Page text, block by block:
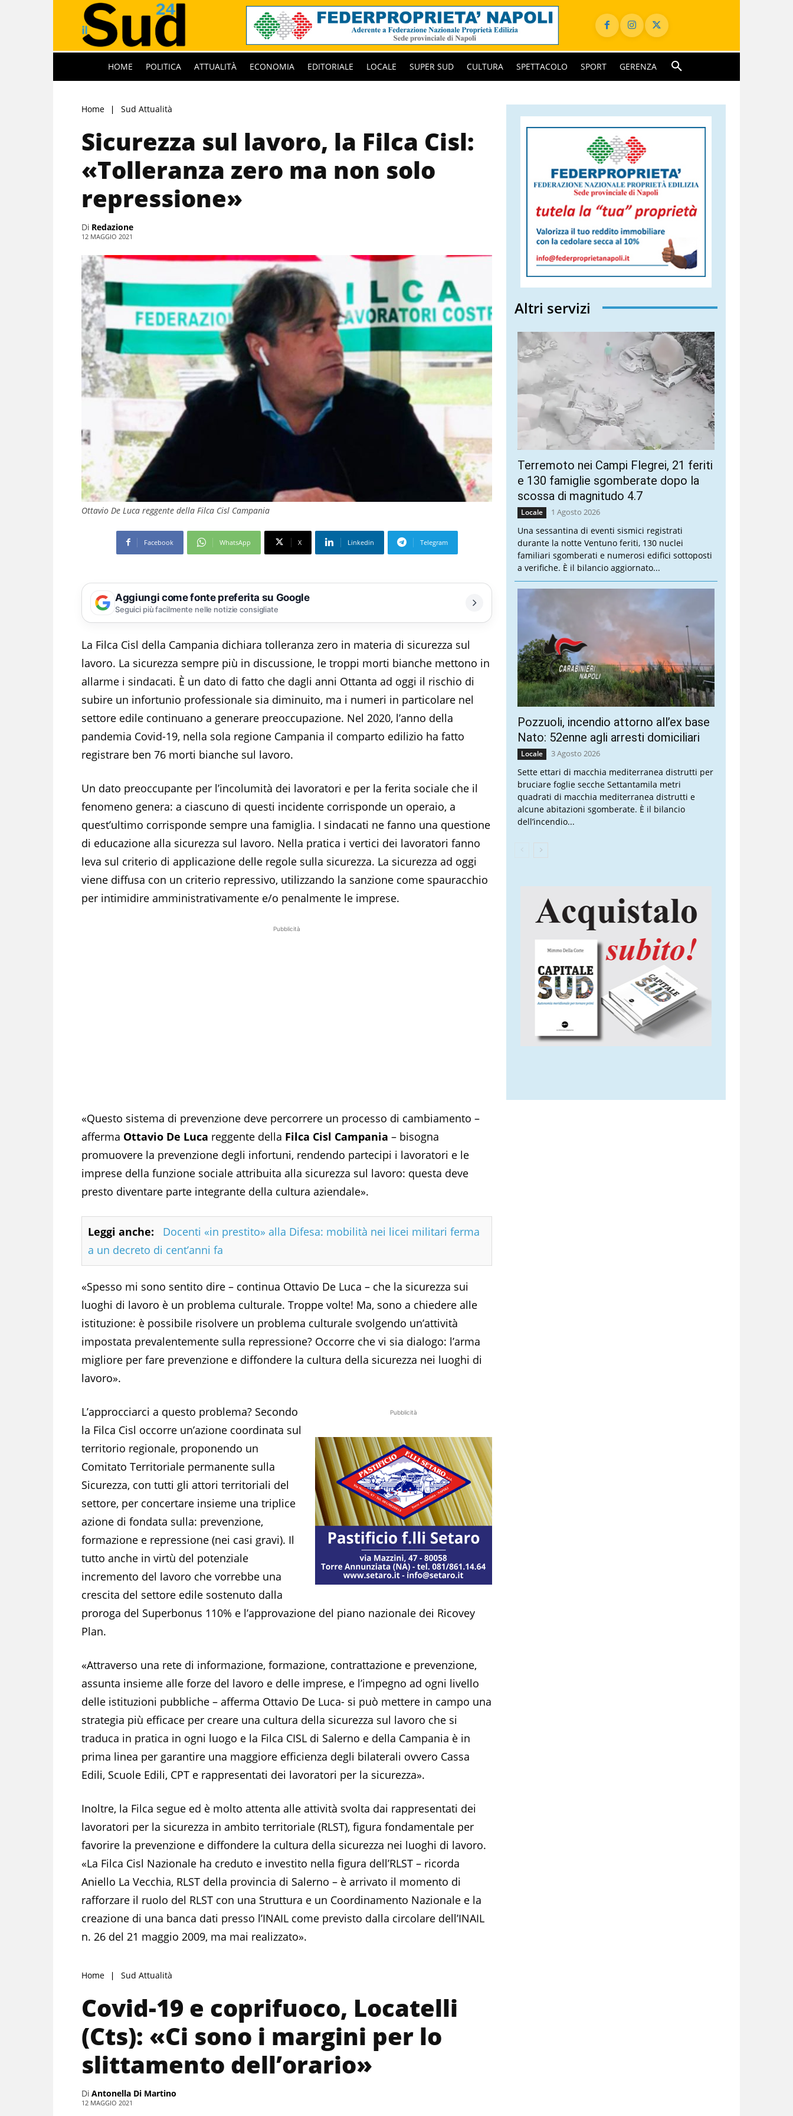
HOME POLITICA ATTUALITÀ ECONOMIA EDITORIALE LOCALE SUPER SUD CULTURA SPETTACOLO SPORT GERENZA
Home Sud Attualità
Sicurezza sul lavoro, la Filca Cisl:
«Tolleranza zero ma non solo
repressione»
Di Redazione
12 MAGGIO 2021
Ottavio De Luca reggente della Filca Cisl Campania
Facebook WhatsApp X Linkedin Telegram
Aggiungi come fonte preferita su Google
Seguici più facilmente nelle notizie consigliate
La Filca Cisl della Campania dichiara tolleranza zero in materia di sicurezza sul
lavoro. La sicurezza sempre più in discussione, le troppi morti bianche mettono in
allarme i sindacati. È un dato di fatto che dagli anni Ottanta ad oggi il rischio di
subire un infortunio professionale sia diminuito, ma i numeri in particolare nel
settore edile continuano a generare preoccupazione. Nel 2020, l’anno della
pandemia Covid-19, nella sola regione Campania il comparto edilizio ha fatto
registrare ben 76 morti bianche sul lavoro.
Un dato preoccupante per l’incolumità dei lavoratori e per la ferita sociale che il
fenomeno genera: a ciascuno di questi incidente corrisponde un operaio, a
quest’ultimo corrisponde sempre una famiglia. I sindacati ne fanno una questione
di educazione alla sicurezza sul lavoro. Nella pratica i vertici dei lavoratori fanno
leva sul criterio di applicazione delle regole sulla sicurezza. La sicurezza ad oggi
viene diffusa con un criterio repressivo, utilizzando la sanzione come spauracchio
per intimidire amministrativamente e/o penalmente le imprese.
Pubblicità
«Questo sistema di prevenzione deve percorrere un processo di cambiamento –
afferma Ottavio De Luca reggente della Filca Cisl Campania – bisogna
promuovere la prevenzione degli infortuni, rendendo partecipi i lavoratori e le
imprese della funzione sociale attribuita alla sicurezza sul lavoro: questa deve
presto diventare parte integrante della cultura aziendale».
Leggi anche:
Docenti «in prestito» alla Difesa: mobilità nei licei militari ferma
a un decreto di cent’anni fa
«Spesso mi sono sentito dire – continua Ottavio De Luca – che la sicurezza sui
luoghi di lavoro è un problema culturale. Troppe volte! Ma, sono a chiedere alle
istituzione: è possibile risolvere un problema culturale svolgendo un’attività
impostata prevalentemente sulla repressione? Occorre che vi sia dialogo: l’arma
migliore per fare prevenzione e diffondere la cultura della sicurezza nei luoghi di
lavoro».
Pubblicità
L’approcciarci a questo problema? Secondo
la Filca Cisl occorre un’azione coordinata sul
territorio regionale, proponendo un
Comitato Territoriale permanente sulla
Sicurezza, con tutti gli attori territoriali del
settore, per concertare insieme una triplice
azione di fondata sulla: prevenzione,
formazione e repressione (nei casi gravi). Il
tutto anche in virtù del potenziale
incremento del lavoro che vorrebbe una
crescita del settore edile sostenuto dalla
proroga del Superbonus 110% e l’approvazione del piano nazionale dei Ricovey
Plan.
«Attraverso una rete di informazione, formazione, contrattazione e prevenzione,
assunta insieme alle forze del lavoro e delle imprese, e l’impegno ad ogni livello
delle istituzioni pubbliche – afferma Ottavio De Luca- si può mettere in campo una
strategia più efficace per creare una cultura della sicurezza sul lavoro che si
traduca in pratica in ogni luogo e la Filca CISL di Salerno e della Campania è in
prima linea per garantire una maggiore efficienza degli bilaterali ovvero Cassa
Edili, Scuole Edili, CPT e rappresentati dei lavoratori per la sicurezza».
Inoltre, la Filca segue ed è molto attenta alle attività svolta dai rappresentati dei
lavoratori per la sicurezza in ambito territoriale (RLST), figura fondamentale per
favorire la prevenzione e diffondere la cultura della sicurezza nei luoghi di lavoro.
«La Filca Cisl Nazionale ha creduto e investito nella figura dell’RLST – ricorda
Aniello La Vecchia, RLST della provincia di Salerno – è arrivato il momento di
rafforzare il ruolo del RLST con una Struttura e un Coordinamento Nazionale e la
creazione di una banca dati presso l’INAIL come previsto dalla circolare dell’INAIL
n. 26 del 21 maggio 2009, ma mai realizzato».
Home Sud Attualità
Covid-19 e coprifuoco, Locatelli
(Cts): «Ci sono i margini per lo
slittamento dell’orario»
Di Antonella Di Martino
12 MAGGIO 2021
Altri servizi
Terremoto nei Campi Flegrei, 21 feriti
e 130 famiglie sgomberate dopo la
scossa di magnitudo 4.7
Locale 1 Agosto 2026
Una sessantina di eventi sismici registrati
durante la notte Ventuno feriti, 130 nuclei
familiari sgomberati e numerosi edifici sottoposti
a verifiche. È il bilancio aggiornato...
Pozzuoli, incendio attorno all’ex base
Nato: 52enne agli arresti domiciliari
Locale 3 Agosto 2026
Sette ettari di macchia mediterranea distrutti per
bruciare foglie secche Settantamila metri
quadrati di macchia mediterranea distrutti e
alcune abitazioni sgomberate. È il bilancio
dell’incendio...